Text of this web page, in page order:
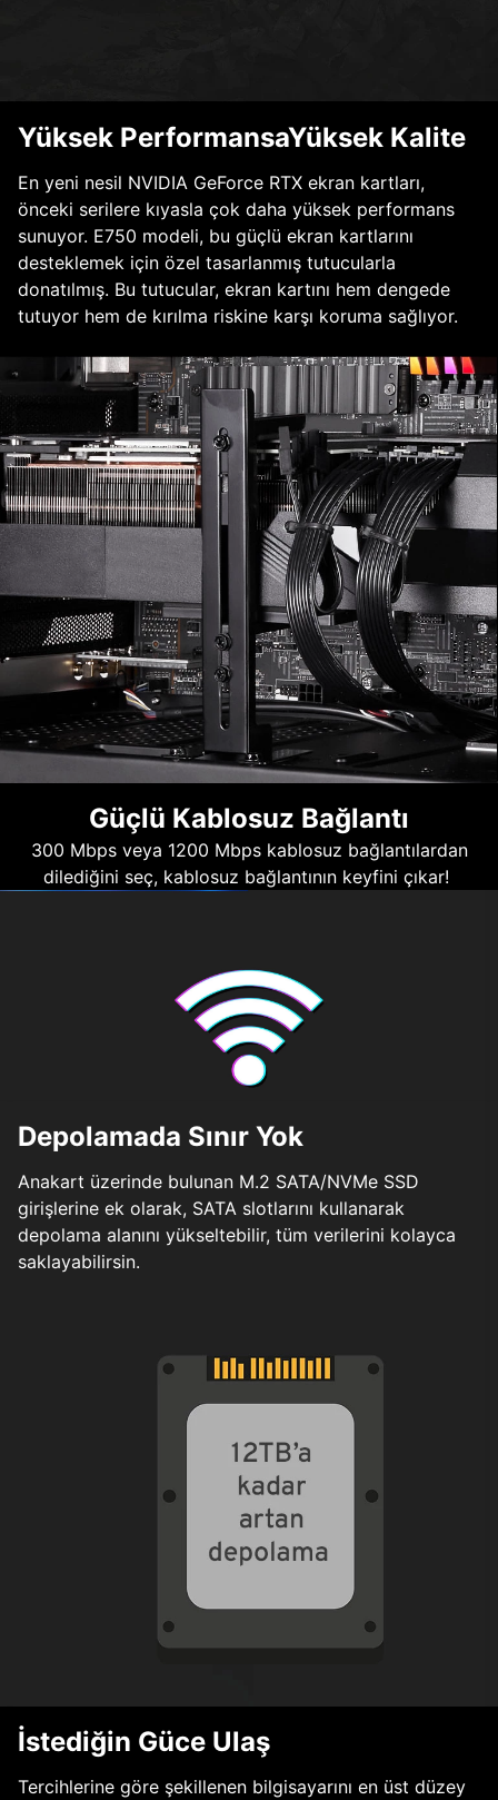
Yüksek PerformansaYüksek Kalite
En yeni nesil NVIDIA GeForce RTX ekran kartları,
önceki serilere kıyasla çok daha yüksek performans
sunuyor. E750 modeli, bu güçlü ekran kartlarını
desteklemek için özel tasarlanmış tutucularla
donatılmış. Bu tutucular, ekran kartını hem dengede
tutuyor hem de kırılma riskine karşı koruma sağlıyor.
Güçlü Kablosuz Bağlantı
300 Mbps veya 1200 Mbps kablosuz bağlantılardan
dilediğini seç, kablosuz bağlantının keyfini çıkar!
Depolamada Sınır Yok
Anakart üzerinde bulunan M.2 SATA/NVMe SSD
girişlerine ek olarak, SATA slotlarını kullanarak
depolama alanını yükseltebilir, tüm verilerini kolayca
saklayabilirsin.
İstediğin Güce Ulaş
Tercihlerine göre şekillenen bilgisayarını en üst düzey